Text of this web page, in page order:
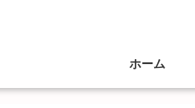
ホーム